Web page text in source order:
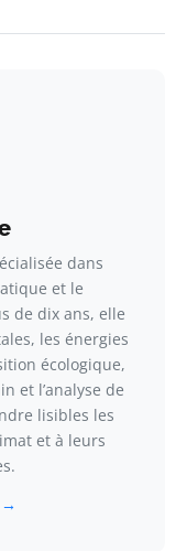
dans
et le
de dix ans, elle
les énergies
écologique,
et l’analyse de
lisibles les
et à leurs
→